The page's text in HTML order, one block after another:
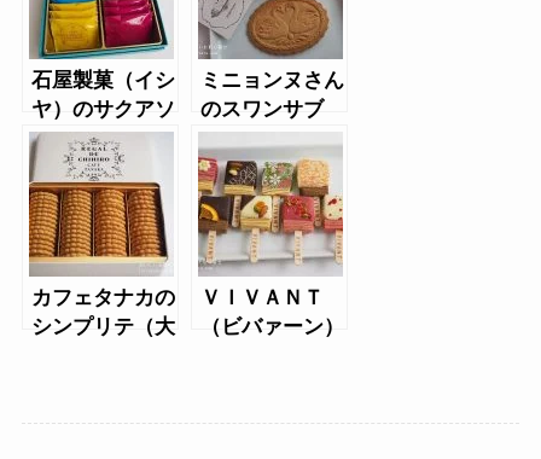
石屋製菓（イシ
ヤ）のサクアソ
ート
ミニョンヌさん
のスワンサブ
レ・エトワール
カフェタナカの
シンプリテ（大
ＶＩＶＡＮＴ
（ビバァーン）